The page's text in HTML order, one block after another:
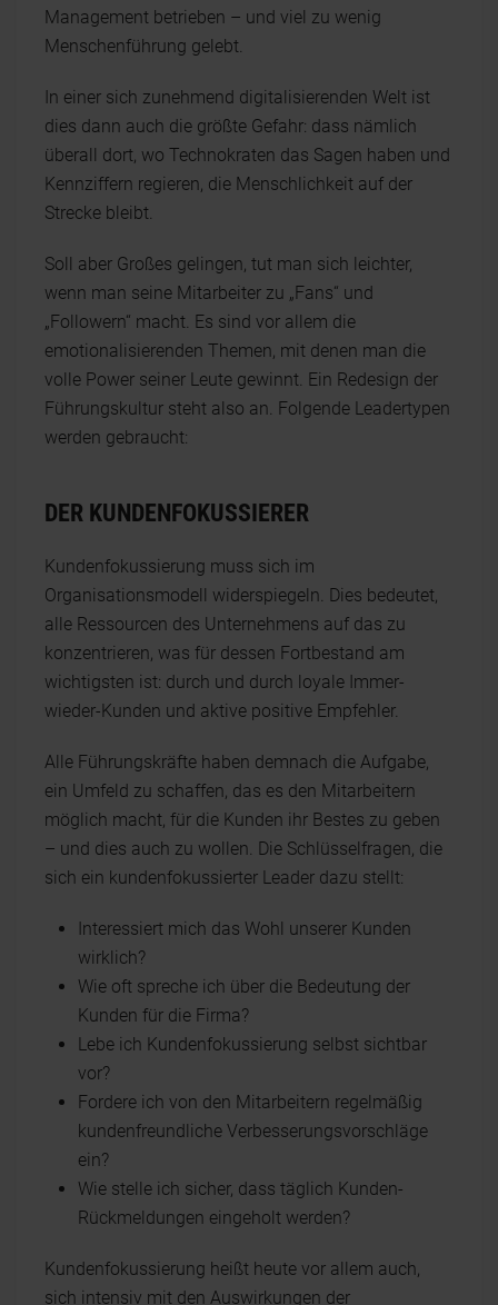
Management betrieben – und viel zu wenig
Menschenführung gelebt.
In einer sich zunehmend digitalisierenden Welt ist
dies dann auch die größte Gefahr: dass nämlich
überall dort, wo Technokraten das Sagen haben und
Kennziffern regieren, die Menschlichkeit auf der
Strecke bleibt.
Soll aber Großes gelingen, tut man sich leichter,
wenn man seine Mitarbeiter zu „Fans“ und
„Followern“ macht. Es sind vor allem die
emotionalisierenden Themen, mit denen man die
volle Power seiner Leute gewinnt. Ein Redesign der
Führungskultur steht also an. Folgende Leadertypen
werden gebraucht:
DER KUNDENFOKUSSIERER
Kundenfokussierung muss sich im
Organisationsmodell widerspiegeln. Dies bedeutet,
alle Ressourcen des Unternehmens auf das zu
konzentrieren, was für dessen Fortbestand am
wichtigsten ist: durch und durch loyale Immer-
wieder-Kunden und aktive positive Empfehler.
Alle Führungskräfte haben demnach die Aufgabe,
ein Umfeld zu schaffen, das es den Mitarbeitern
möglich macht, für die Kunden ihr Bestes zu geben
– und dies auch zu wollen. Die Schlüsselfragen, die
sich ein kundenfokussierter Leader dazu stellt:
Interessiert mich das Wohl unserer Kunden
wirklich?
Wie oft spreche ich über die Bedeutung der
Kunden für die Firma?
Lebe ich Kundenfokussierung selbst sichtbar
vor?
Fordere ich von den Mitarbeitern regelmäßig
kundenfreundliche Verbesserungsvorschläge
ein?
Wie stelle ich sicher, dass täglich Kunden-
Rückmeldungen eingeholt werden?
Kundenfokussierung heißt heute vor allem auch,
sich intensiv mit den Auswirkungen der